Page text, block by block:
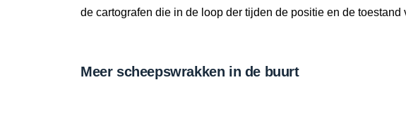
de cartografen die in de loop der tijden de positie en de
Meer scheepswrakken in de buurt